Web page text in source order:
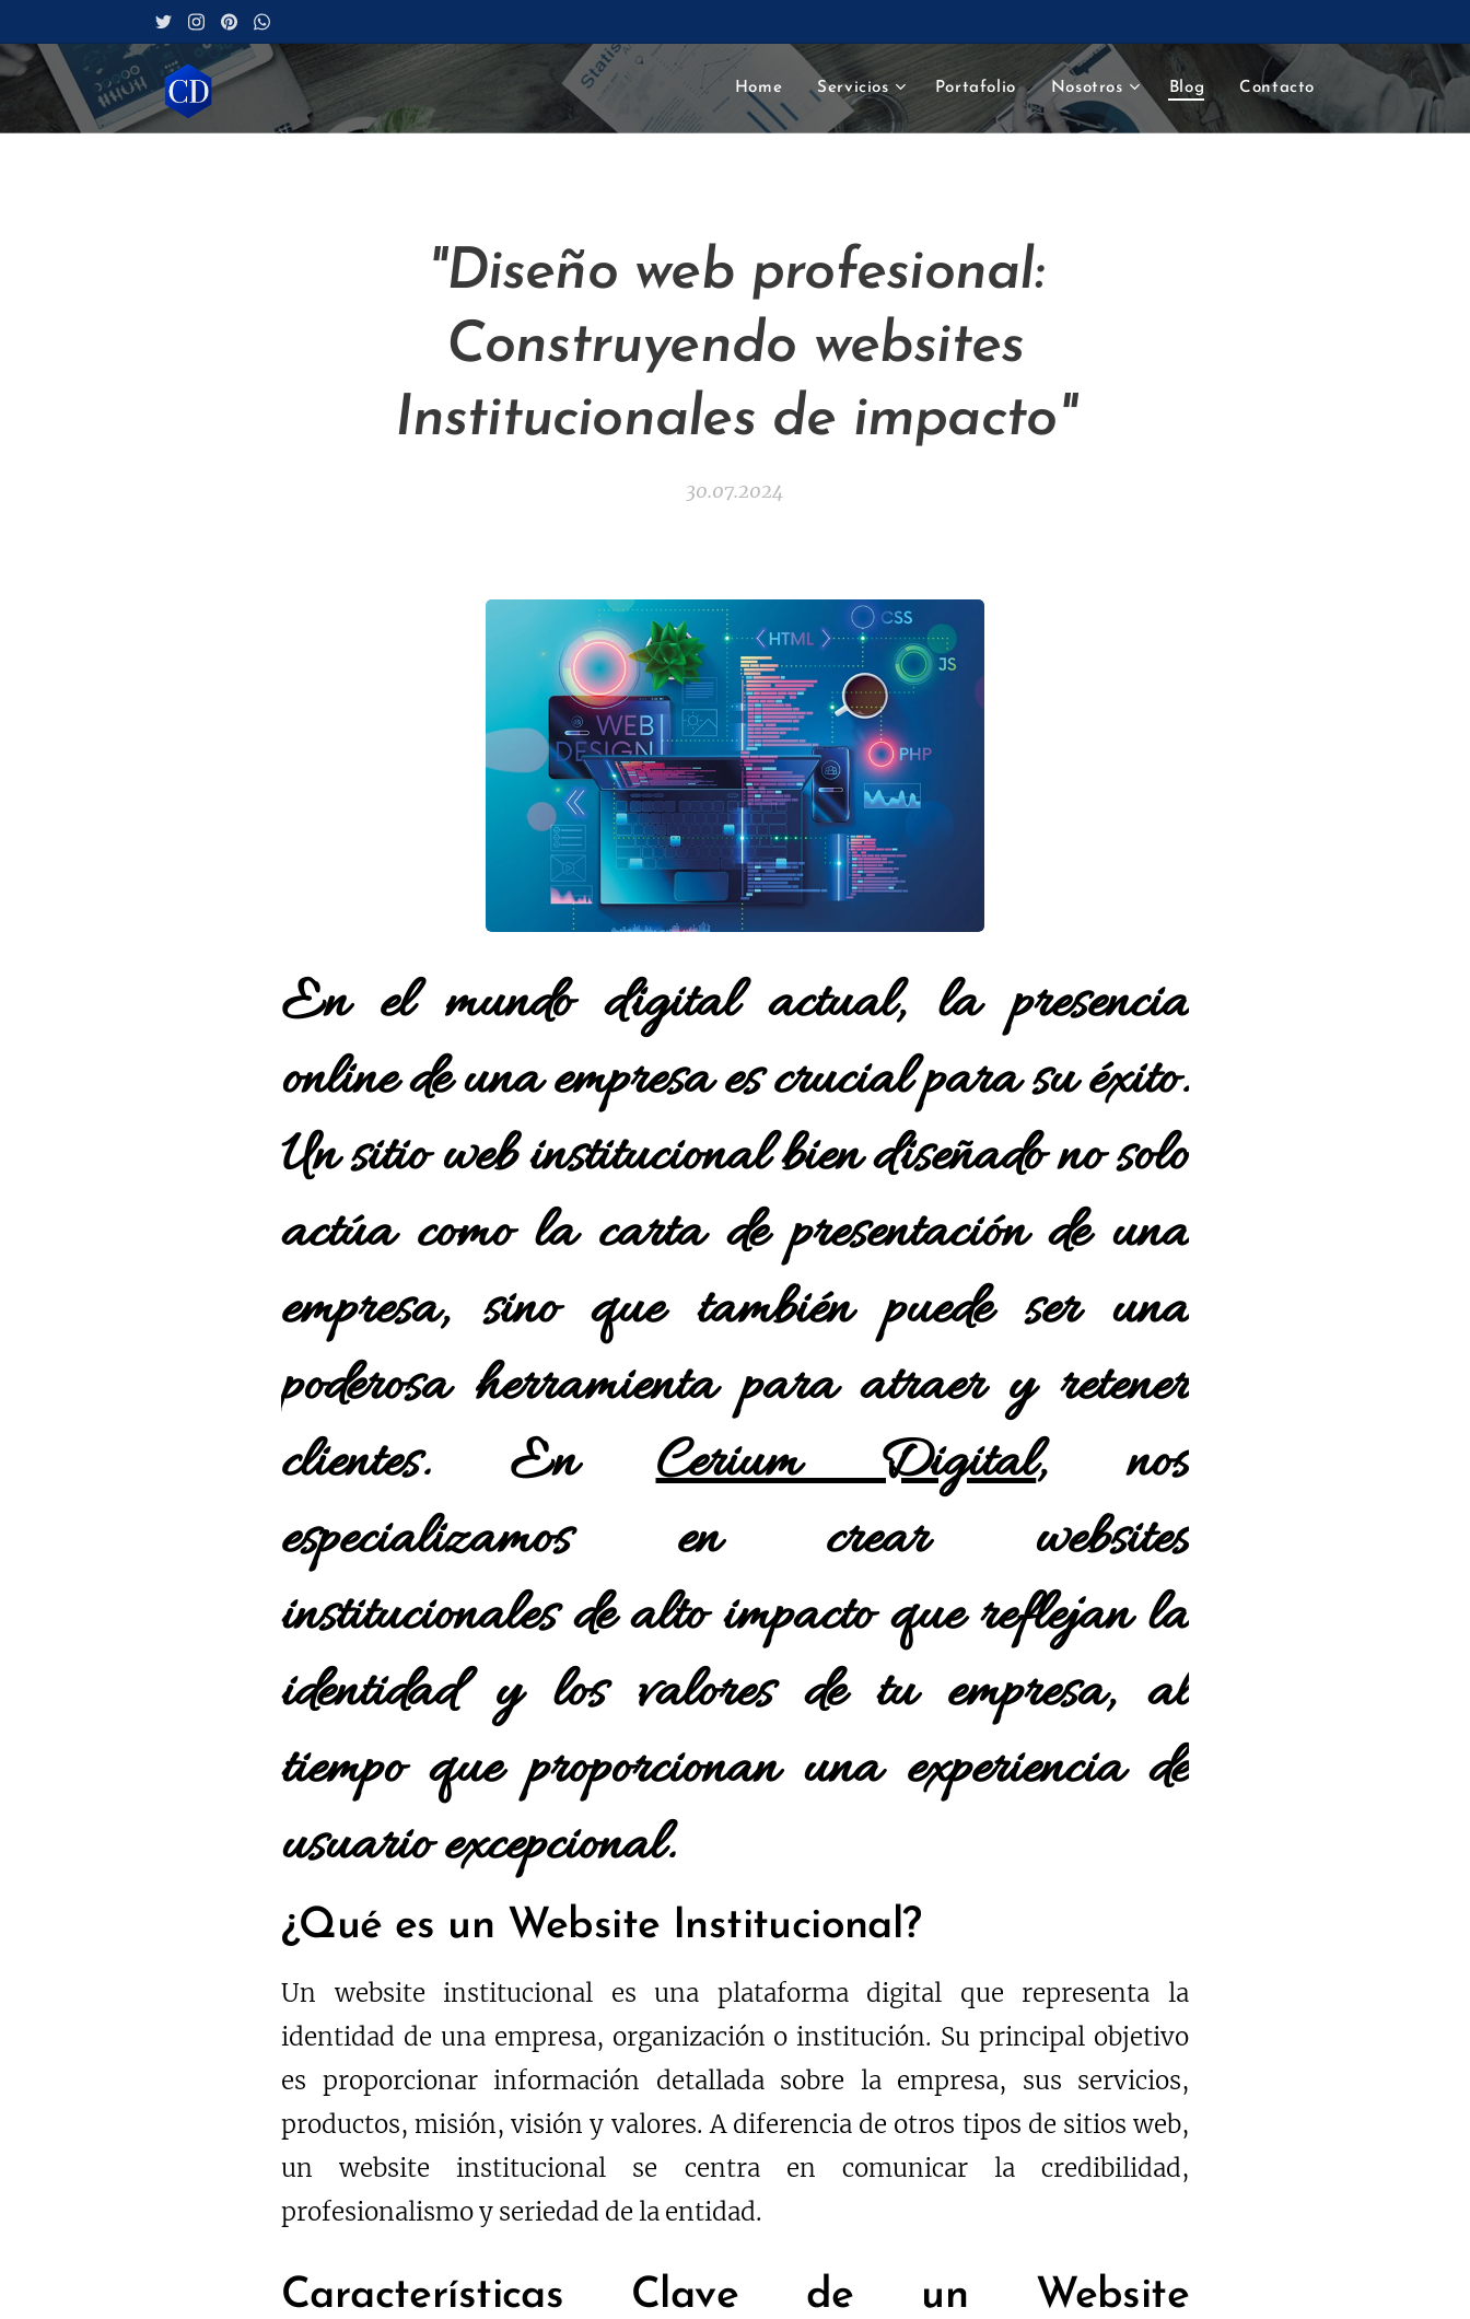
Home Servicios Portafolio Nosotros Blog Contacto
"Diseño web profesional:
Construyendo websites
Institucionales de impacto"
30.07.2024
En el mundo digital actual, la presencia
online de una empresa es crucial para su éxito.
Un sitio web institucional bien diseñado no solo
actúa como la carta de presentación de una
empresa, sino que también puede ser una
poderosa herramienta para atraer y retener
clientes. EnCerium Digital, nos
especializamos en crear websites
institucionales de alto impacto que reflejan la
identidad y los valores de tu empresa, al
tiempo que proporcionan una experiencia de
usuario excepcional.
¿Qué es un Website Institucional?
Un website institucional es una plataforma digital que representa la
identidad de una empresa, organización o institución. Su principal objetivo
es proporcionar información detallada sobre la empresa, sus servicios,
productos, misión, visión y valores. A diferencia de otros tipos de sitios web,
un website institucional se centra en comunicar la credibilidad,
profesionalismo y seriedad de la entidad.
Características Clave de un Website